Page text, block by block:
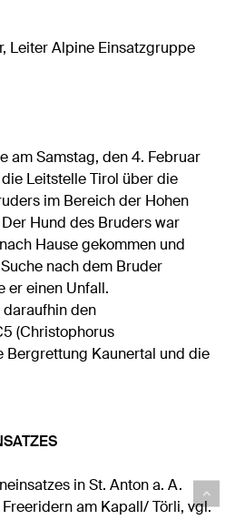
Leiter Alpine Einsatzgruppe
am Samstag, den 4. Februar
Leitstelle Tirol über die
im Bereich der Hohen
Hund des Bruders war
Hause gekommen und
nach dem Bruder
er einen Unfall.
den
(Christophorus
Bergrettung Kaunertal und die
in St. Anton a. A.
am Kapall/ Törli, vgl.